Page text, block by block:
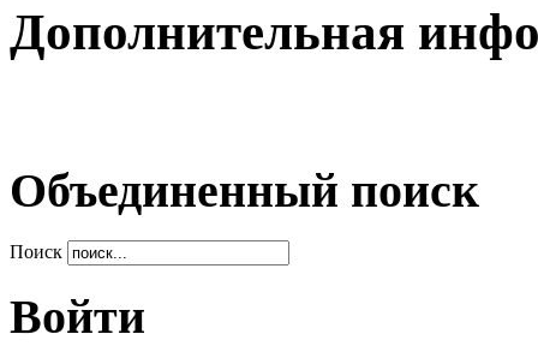
Дополнительная
Объединенный поиск
Поиск
Войти